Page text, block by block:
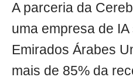
A parceria da
uma empresa de
Emirados Árabes
mais de 85% da